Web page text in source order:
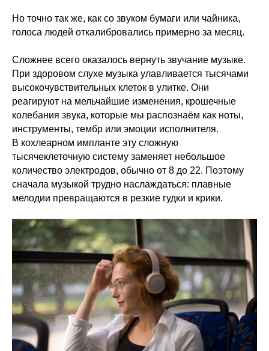
Но точно так же, как со звуком бумаги или чайника,
голоса людей откалибровались примерно за месяц.
Сложнее всего оказалось вернуть звучание музыке.
При здоровом слухе музыка улавливается тысячами
высокочувствительных клеток в улитке. Они
реагируют на мельчайшие изменения, крошечные
колебания звука, которые мы распознаём как ноты,
инструменты, тембр или эмоции исполнителя.
В кохлеарном импланте эту сложную
тысячеклеточную систему заменяет небольшое
количество электродов, обычно от 8 до 22. Поэтому
сначала музыкой трудно наслаждаться: плавные
мелодии превращаются в резкие гудки и крики.